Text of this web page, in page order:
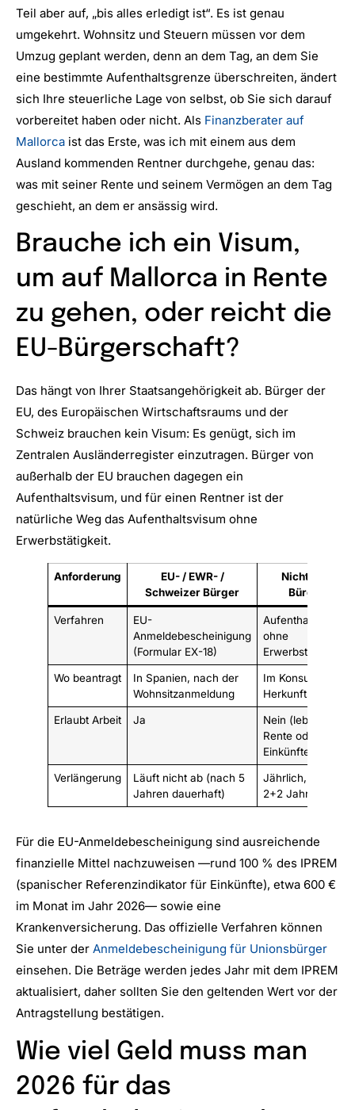
Teil aber auf, „bis alles erledigt ist“. Es ist genau
umgekehrt. Wohnsitz und Steuern müssen vor dem
Umzug geplant werden, denn an dem Tag, an dem Sie
eine bestimmte Aufenthaltsgrenze überschreiten, ändert
sich Ihre steuerliche Lage von selbst, ob Sie sich darauf
vorbereitet haben oder nicht. Als Finanzberater auf
Mallorca ist das Erste, was ich mit einem aus dem
Ausland kommenden Rentner durchgehe, genau das:
was mit seiner Rente und seinem Vermögen an dem Tag
geschieht, an dem er ansässig wird.
Brauche ich ein Visum,
um auf Mallorca in Rente
zu gehen, oder reicht die
EU-Bürgerschaft?
Das hängt von Ihrer Staatsangehörigkeit ab. Bürger der
EU, des Europäischen Wirtschaftsraums und der
Schweiz brauchen kein Visum: Es genügt, sich im
Zentralen Ausländerregister einzutragen. Bürger von
außerhalb der EU brauchen dagegen ein
Aufenthaltsvisum, und für einen Rentner ist der
natürliche Weg das Aufenthaltsvisum ohne
Erwerbstätigkeit.
Anforderung
EU- / EWR- /
Schweizer Bürger
Nicht-EU-
Bürger
Verfahren
EU-
Anmeldebescheinigung
(Formular EX-18)
Aufenthaltsvisum
ohne
Erwerbstätigkeit
Wo beantragt
In Spanien, nach der
Wohnsitzanmeldung
Im Konsulat des
Herkunftslandes
Erlaubt Arbeit Ja
Nein (lebt von
Rente oder
Einkünften)
Verlängerung
Läuft nicht ab (nach 5
Jahren dauerhaft)
Jährlich, dann
2+2 Jahre
Für die EU-Anmeldebescheinigung sind ausreichende
finanzielle Mittel nachzuweisen —rund 100 % des IPREM
(spanischer Referenzindikator für Einkünfte), etwa 600 €
im Monat im Jahr 2026— sowie eine
Krankenversicherung. Das offizielle Verfahren können
Sie unter der Anmeldebescheinigung für Unionsbürger
einsehen. Die Beträge werden jedes Jahr mit dem IPREM
aktualisiert, daher sollten Sie den geltenden Wert vor der
Antragstellung bestätigen.
Wie viel Geld muss man
2026 für das